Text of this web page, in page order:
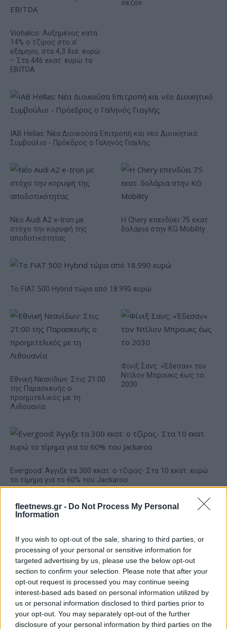
fleetnews.gr - Do Not Process My Personal
Information
If you wish to opt-out of the sale, sharing to third parties, or
processing of your personal or sensitive information for
targeted advertising by us, please use the below opt-out
section to confirm your selection. Please note that after your
opt-out request is processed you may continue seeing
interest-based ads based on personal information utilized by
us or personal information disclosed to third parties prior to
your opt-out. You may separately opt-out of the further
disclosure of your personal information by third parties on the
Viohalco: Αυξημένος κατά
14% ο τζίρος στο α'
εξάμηνο, στα 4,3 δισ. ευρώ
– Στα 446 εκατ. ευρώ τα
EBITDA
σεζόν
IAB Hellas: Νέα Διοικούσα Επιτροπή και νέο Διοικητικό
Συμβούλιο - Πρόεδρος ο Γαληνός Γιαγλής
Νέο Audi A2 e-tron με
στόχο την κορυφή της
αποδοτικότητας
Η Chery επενδύει 75 εκατ.
δολάρια στην KG Mobility
Το FIAT 500 Hybrid τώρα από 18.990 ευρώ
Εθνική Νεανίδων: Στις 21:00
της Παρασκευής ο
προημιτελικός με τη
Λιθουανία
Φίνιξ Σανς: «Έδεσαν» τον
Ντίλον Μπρουκς έως το
2030
Evergood: Άγγιξε τα 300 εκατ. ο τζίρος- Στα 10 εκατ. ευρώ
το τίμημα για το 60% του Jackaroo
Όμιλος AKTOR: Εξαγοράζει
το 75% των ΗΛΕΚΤΩΡ και
THALIS – Στρατηγική
συνεργασία με τη Motor Oil
ΔΕΗ: Ισχυρή ανάπτυξη στο
α΄ εξάμηνο 2026 με
προσαρμοσμένο EBITDA
στα 1,2 δισ. ευρώ